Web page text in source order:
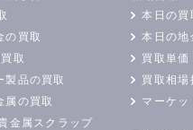
の買取
取
製品の買取
属の買取
金属スクラップ
本日の買
本日の地
買取単価
買取相場
マーケッ